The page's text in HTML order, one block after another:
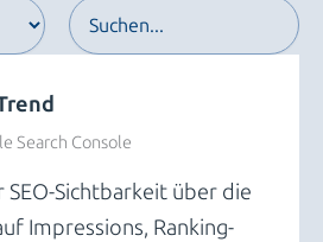
Search Console
Sichtbarkeit über die
Impressions, Ranking-